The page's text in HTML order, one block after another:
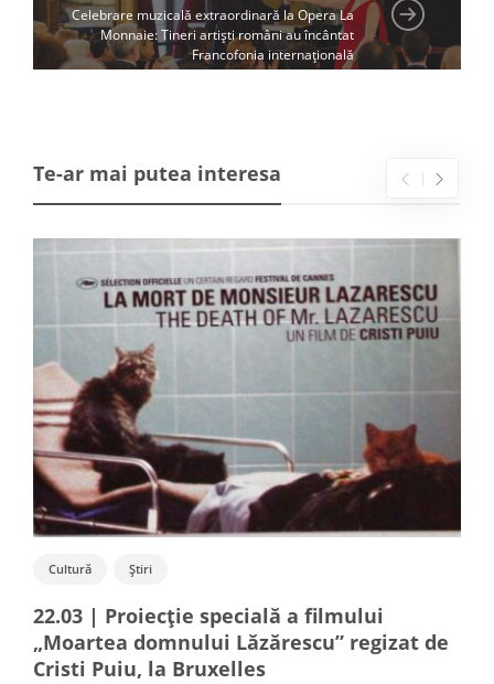
Patrimoniu
Știri
Celebrare muzicală extraordinară la Opera La
Monnaie: Tineri artiști români au încântat
Francofonia internațională
Te-ar mai putea interesa
Cultură Știri
22.03 | Proiecție specială a filmului
„Moartea domnului Lăzărescu” regizat de
Cristi Puiu, la Bruxelles